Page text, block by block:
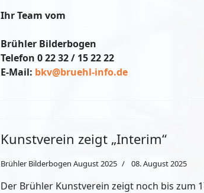
Ihr Team vom
Brühler Bilderbogen
Telefon 0 22 32 / 15 22 22
E-Mail: bkv@bruehl-info.de
Kunstverein zeigt „Interim“
Brühler Bilderbogen August 2025 08. August 2025
Der Brühler Kunstverein zeigt noch bis zum